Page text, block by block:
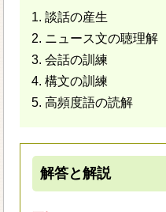
1. 談話の産生
2. ニュース文の聴理解
3. 会話の訓練
4. 構文の訓練
5. 高頻度語の読解
解答と解説